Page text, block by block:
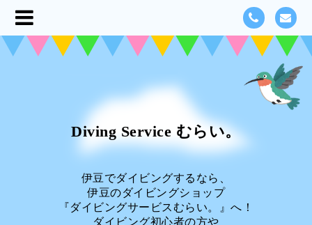
Diving Service むらい。
伊豆でダイビングするなら、
伊豆のダイビングショップ
『ダイビングサービスむらい。』へ！
ダイビング初心者の方や